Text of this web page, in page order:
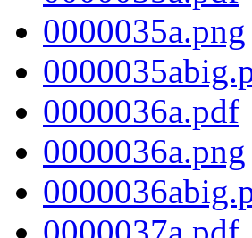
0000035a.png
0000036a.pdf
0000036a.png